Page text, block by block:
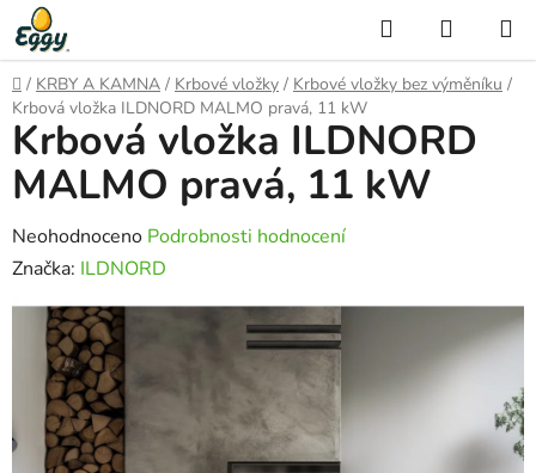
Přejít
na
obsah
Hledat
KOŠÍK
Domů
/ KRBY A KAMNA / Krbové vložky / Krbové vložky bez výměníku /
Krbová vložka ILDNORD MALMO pravá, 11 kW
Krbová vložka ILDNORD
MALMO pravá, 11 kW
Průměrné
hodnocení
produktu
5
hvězdiček.
Neohodnoceno Podrobnosti hodnocení
Značka: ILDNORD